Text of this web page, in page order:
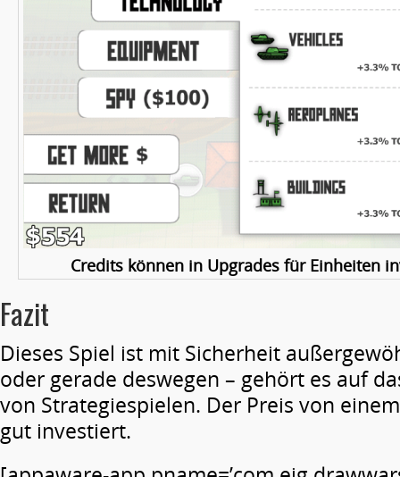
Credits können in Upgrades für Einheiten
Fazit
Dieses Spiel ist mit Sicherheit
oder gerade deswegen – gehört es auf
von Strategiespielen. Der Preis von
gut investiert.